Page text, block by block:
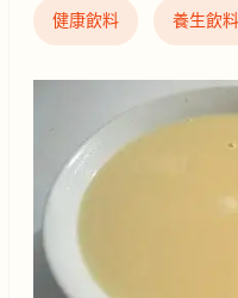
健康飲料 養生飲料